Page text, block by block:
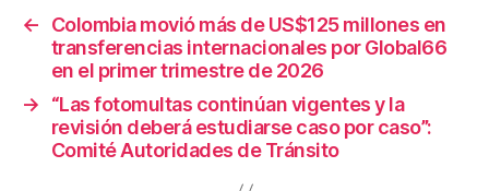
o
k
←
Colombia movió más de US$125 millones en
transferencias internacionales por Global66
en el primer trimestre de 2026
→
“Las fotomultas continúan vigentes y la
revisión deberá estudiarse caso por caso”:
Comité Autoridades de Tránsito